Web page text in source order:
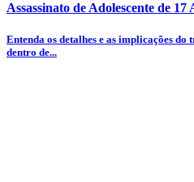
Assassinato de Adolescente de
Entenda os detalhes e as implicações do
dentro de...